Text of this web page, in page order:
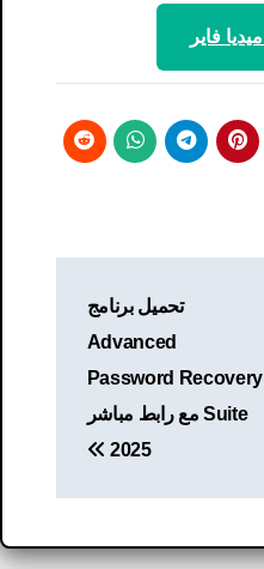
​​فاير
تحميل برنامج
Advanced
Password Recovery
Suite مع رابط مباشر
2025